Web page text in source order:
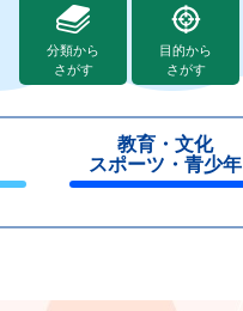
分類から
さがす
目的から
さがす
教育・文化
スポーツ・青少年
じ